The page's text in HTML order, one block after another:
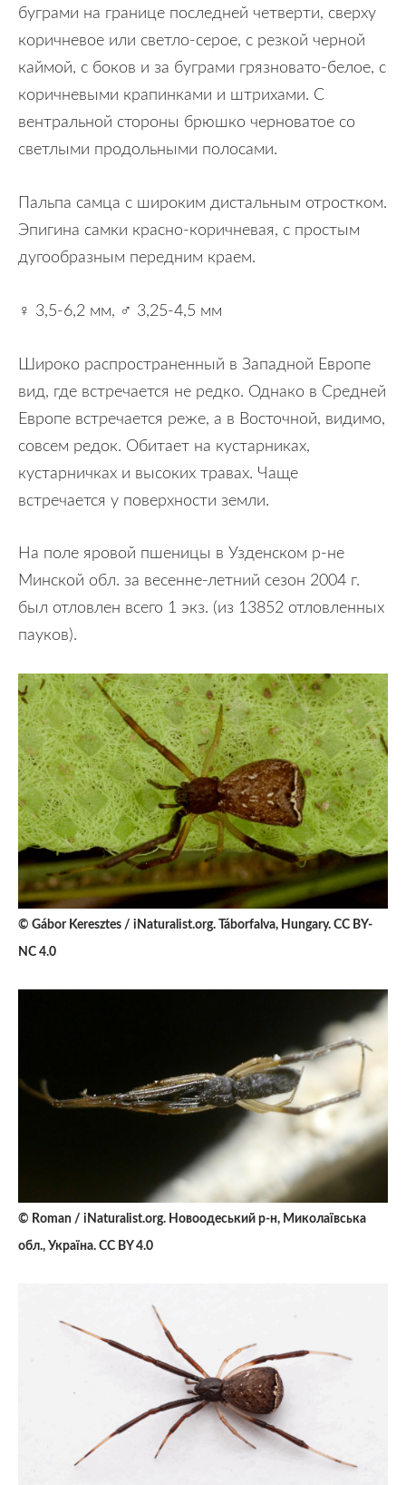
буграми на границе последней четверти, сверху
коричневое или светло-серое, с резкой черной
каймой, с боков и за буграми грязновато-белое, с
коричневыми крапинками и штрихами. С
вентральной стороны брюшко черноватое со
светлыми продольными полосами.
Пальпа самца с широким дистальным отростком.
Эпигина самки красно-коричневая, с простым
дугообразным передним краем.
♀ 3,5-6,2 мм, ♂ 3,25-4,5 мм
Широко распространенный в Западной Европе
вид, где встречается не редко. Однако в Средней
Европе встречается реже, а в Восточной, видимо,
совсем редок. Обитает на кустарниках,
кустарничках и высоких травах. Чаще
встречается у поверхности земли.
На поле яровой пшеницы в Узденском р-не
Минской обл. за весенне-летний сезон 2004 г.
был отловлен всего 1 экз. (из 13852 отловленных
пауков).
© Gábor Keresztes / iNaturalist.org. Táborfalva, Hungary. CC BY-
NC 4.0
© Roman / iNaturalist.org. Новоодеський р-н, Миколаївська
обл., Україна. CC BY 4.0